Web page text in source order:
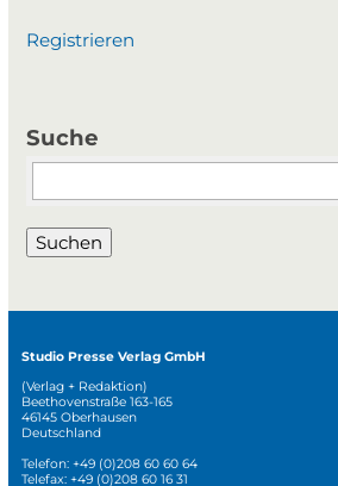
Registrieren
Suche
Suchbegriffe
Suchen
Studio Presse Verlag GmbH
(Verlag + Redaktion)
Beethovenstraße 163-165
46145 Oberhausen
Deutschland
Telefon: +49 (0)208 60 60 64
Telefax: +49 (0)208 60 16 31